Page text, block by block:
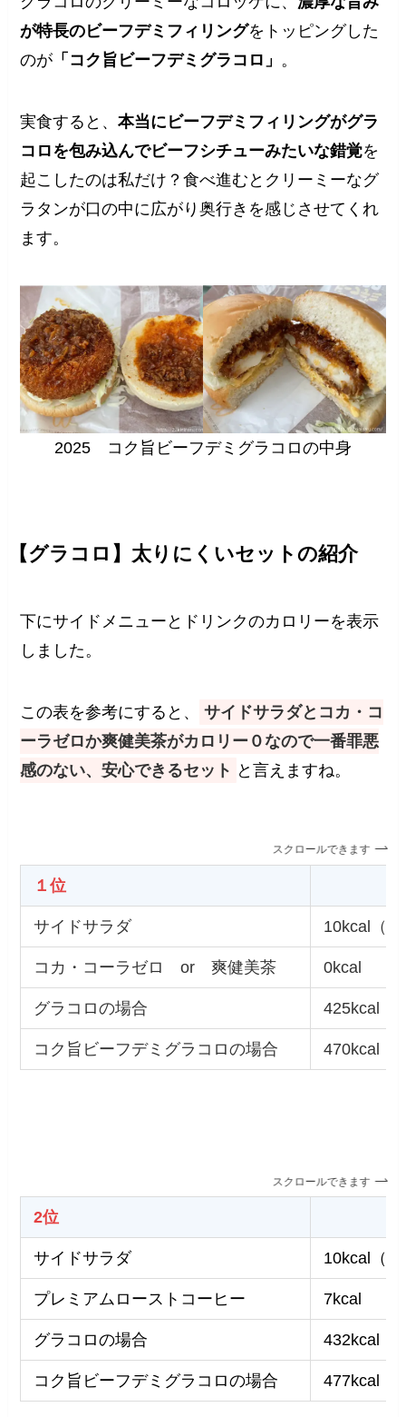
が特長のビーフデミフィリングをトッピングした
のが 「コク旨ビーフデミグラコロ」 。
実食すると、本当に ビーフデミフィリングがグラ
コロを包み込んでビーフシチューみたいな錯覚を
起こしたのは私だけ？食べ進むとクリーミーなグ
ラタンが口の中に広がり奥行きを感じさせてくれ
ます。
2025 コク旨ビーフデミグラコロの中身
【グラコロ】太りにくいセットの紹介
下にサイドメニューとドリンクのカロリーを表示
しました。
この表を参考にすると、
サイドサラダとコカ・コ
ーラゼロか爽健美茶がカロリー０なので一番罪悪
感のない、安心できるセット と言えますね。
スクロールできます
１位
サイドサラダ 10kcal（
コカ・コーラゼロ or 爽健美茶 0kcal
グラコロの場合 425kcal
コク旨ビーフデミグラコロの場合 470kcal
スクロールできます
2位
サイドサラダ 10kcal（
プレミアムローストコーヒー 7kcal
グラコロの場合 432kcal
コク旨ビーフデミグラコロの場合 477kcal